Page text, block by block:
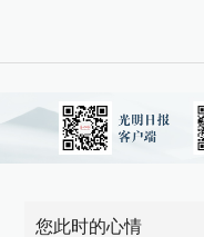
您此时的心情